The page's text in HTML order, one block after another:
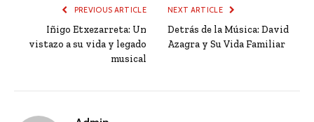
PREVIOUS ARTICLE
Iñigo Etxezarreta: Un
vistazo a su vida y legado
musical
NEXT ARTICLE
Detrás de la Música: David
Azagra y Su Vida Familiar